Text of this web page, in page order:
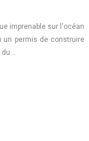
imprenable sur l'océan
un permis de construire